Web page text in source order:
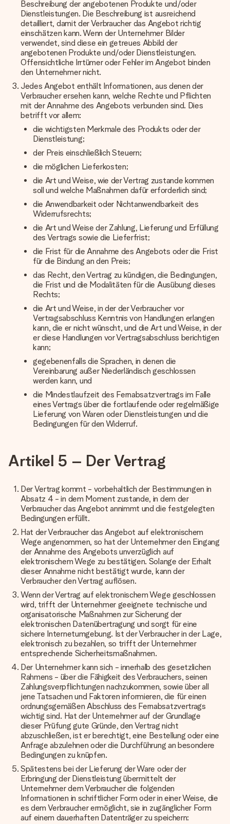
Beschreibung der angebotenen Produkte und/oder
Dienstleistungen. Die Beschreibung ist ausreichend
detailliert, damit der Verbraucher das Angebot richtig
einschätzen kann. Wenn der Unternehmer Bilder
verwendet, sind diese ein getreues Abbild der
angebotenen Produkte und/oder Dienstleistungen.
Offensichtliche Irrtümer oder Fehler im Angebot binden
den Unternehmer nicht.
Jedes Angebot enthält Informationen, aus denen der
Verbraucher ersehen kann, welche Rechte und Pflichten
mit der Annahme des Angebots verbunden sind. Dies
betrifft vor allem:
die wichtigsten Merkmale des Produkts oder der
Dienstleistung;
der Preis einschließlich Steuern;
die möglichen Lieferkosten;
die Art und Weise, wie der Vertrag zustande kommen
soll und welche Maßnahmen dafür erforderlich sind;
die Anwendbarkeit oder Nichtanwendbarkeit des
Widerrufsrechts;
die Art und Weise der Zahlung, Lieferung und Erfüllung
des Vertrags sowie die Lieferfrist;
die Frist für die Annahme des Angebots oder die Frist
für die Bindung an den Preis;
das Recht, den Vertrag zu kündigen, die Bedingungen,
die Frist und die Modalitäten für die Ausübung dieses
Rechts;
die Art und Weise, in der der Verbraucher vor
Vertragsabschluss Kenntnis von Handlungen erlangen
kann, die er nicht wünscht, und die Art und Weise, in der
er diese Handlungen vor Vertragsabschluss berichtigen
kann;
gegebenenfalls die Sprachen, in denen die
Vereinbarung außer Niederländisch geschlossen
werden kann, und
die Mindestlaufzeit des Fernabsatzvertrags im Falle
eines Vertrags über die fortlaufende oder regelmäßige
Lieferung von Waren oder Dienstleistungen und die
Bedingungen für den Widerruf.
Artikel 5 – Der Vertrag
Der Vertrag kommt - vorbehaltlich der Bestimmungen in
Absatz 4 - in dem Moment zustande, in dem der
Verbraucher das Angebot annimmt und die festgelegten
Bedingungen erfüllt.
Hat der Verbraucher das Angebot auf elektronischem
Wege angenommen, so hat der Unternehmer den Eingang
der Annahme des Angebots unverzüglich auf
elektronischem Wege zu bestätigen. Solange der Erhalt
dieser Annahme nicht bestätigt wurde, kann der
Verbraucher den Vertrag auflösen.
Wenn der Vertrag auf elektronischem Wege geschlossen
wird, trifft der Unternehmer geeignete technische und
organisatorische Maßnahmen zur Sicherung der
elektronischen Datenübertragung und sorgt für eine
sichere Internetumgebung. Ist der Verbraucher in der Lage,
elektronisch zu bezahlen, so trifft der Unternehmer
entsprechende Sicherheitsmaßnahmen.
Der Unternehmer kann sich - innerhalb des gesetzlichen
Rahmens - über die Fähigkeit des Verbrauchers, seinen
Zahlungsverpflichtungen nachzukommen, sowie über all
jene Tatsachen und Faktoren informieren, die für einen
ordnungsgemäßen Abschluss des Fernabsatzvertrags
wichtig sind. Hat der Unternehmer auf der Grundlage
dieser Prüfung gute Gründe, den Vertrag nicht
abzuschließen, ist er berechtigt, eine Bestellung oder eine
Anfrage abzulehnen oder die Durchführung an besondere
Bedingungen zu knüpfen.
Spätestens bei der Lieferung der Ware oder der
Erbringung der Dienstleistung übermittelt der
Unternehmer dem Verbraucher die folgenden
Informationen in schriftlicher Form oder in einer Weise, die
es dem Verbraucher ermöglicht, sie in zugänglicher Form
auf einem dauerhaften Datenträger zu speichern: